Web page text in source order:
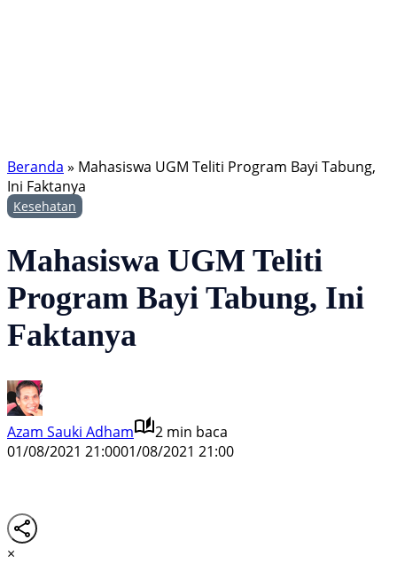
Beranda » Mahasiswa UGM Teliti Program Bayi Tabung,
Ini Faktanya
Kesehatan
Mahasiswa UGM Teliti
Program Bayi Tabung, Ini
Faktanya
Azam Sauki Adham
2 min baca
01/08/2021 21:0001/08/2021 21:00
×